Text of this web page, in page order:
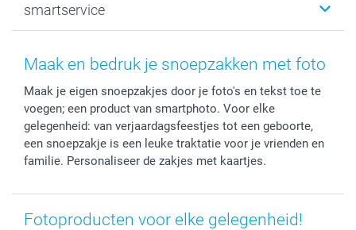
MyNameBook
Stickers en Etiketten
Fotokaders, Decoratie en Snoepjes
Fotokalenders & Fotoagenda's
Communie- en Lentefeest
Geschenken voor hem
Moederdag
Vaderdag
Verjaardag
Geboorte
Duurzaamheid
Voorwaarden
Klachtenregeling
Wettelijke garantie
Privacybeleid
Cookiebeleid
Investor Relations
smartservice
smartgarantie
Betalingsmogelijkheden
Grote bestellingen
Levering
Mijn orderstatus
Maak en bedruk je snoepzakken met foto
Maak je eigen snoepzakjes door je foto's en tekst toe te
voegen; een product van smartphoto. Voor elke
gelegenheid: van verjaardagsfeestjes tot een geboorte,
een snoepzakje is een leuke traktatie voor je vrienden en
familie. Personaliseer de zakjes met kaartjes.
Fotoproducten voor elke gelegenheid!